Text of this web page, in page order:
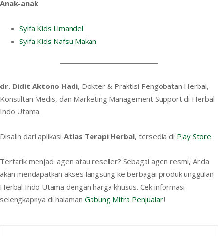
Anak-anak
Syifa Kids Limandel
Syifa Kids Nafsu Makan
dr. Didit Aktono Hadi, Dokter & Praktisi Pengobatan Herbal,
Konsultan Medis, dan Marketing Management Support di Herbal
Indo Utama.
Disalin dari aplikasi Atlas Terapi Herbal, tersedia di Play Store.
Tertarik menjadi agen atau reseller? Sebagai agen resmi, Anda
akan mendapatkan akses langsung ke berbagai produk unggulan
Herbal Indo Utama dengan harga khusus. Cek informasi
selengkapnya di halaman Gabung Mitra Penjualan!